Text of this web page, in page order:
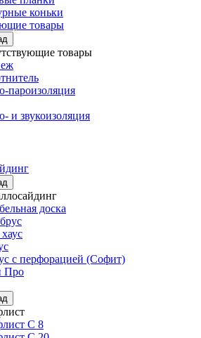
коньки
товары
товары
пароизоляция
и звукоизоляция
доска
с перфорацией (Софит)
Про
С 8